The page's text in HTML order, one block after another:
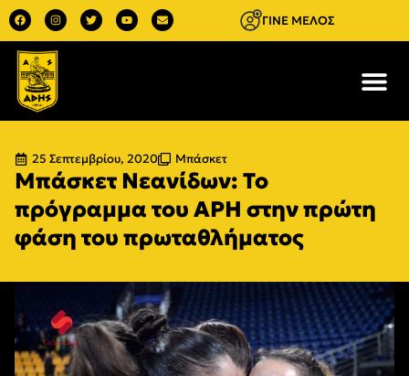
ΓΙΝΕ ΜΕΛΟΣ
25 Σεπτεμβρίου, 2020 Μπάσκετ
Μπάσκετ Νεανίδων: Το
πρόγραμμα του ΑΡΗ στην πρώτη
φάση του πρωταθλήματος